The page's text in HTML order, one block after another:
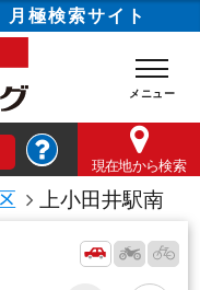
月極検索サイト
現在地から検索
上小田井駅南